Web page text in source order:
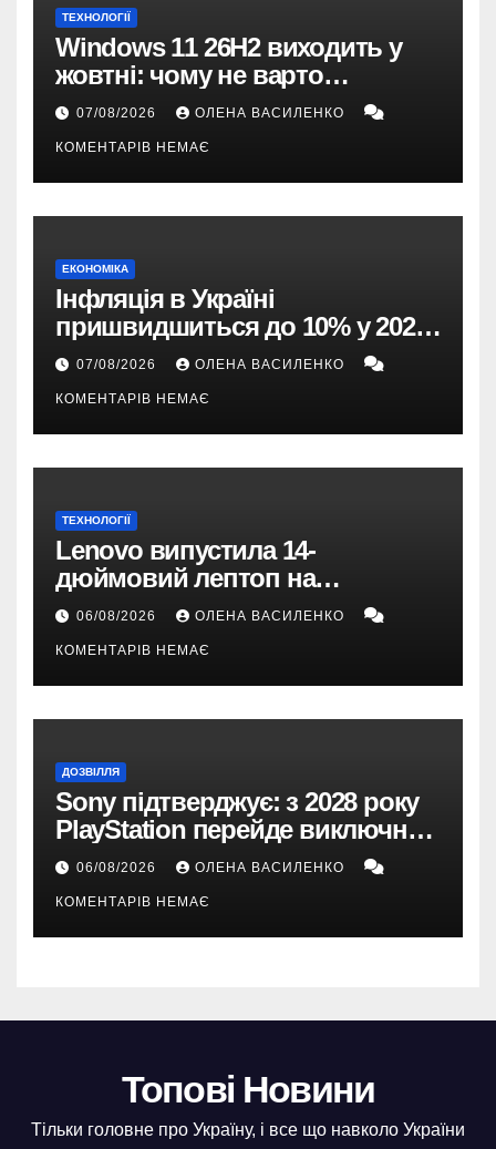
ТЕХНОЛОГІЇ
Windows 11 26H2 виходить у
жовтні: чому не варто
пропускати це оновлення
07/08/2026 ОЛЕНА ВАСИЛЕНКО
КОМЕНТАРІВ НЕМАЄ
ЕКОНОМІКА
Інфляція в Україні
пришвидшиться до 10% у 2026
році — прогноз НБУ
07/08/2026 ОЛЕНА ВАСИЛЕНКО
КОМЕНТАРІВ НЕМАЄ
ТЕХНОЛОГІЇ
Lenovo випустила 14-
дюймовий лептоп на
Snapdragon X2 з автономністю
понад 33 години
06/08/2026 ОЛЕНА ВАСИЛЕНКО
КОМЕНТАРІВ НЕМАЄ
ДОЗВІЛЛЯ
Sony підтверджує: з 2028 року
PlayStation перейде виключно
на цифрові ігри
06/08/2026 ОЛЕНА ВАСИЛЕНКО
КОМЕНТАРІВ НЕМАЄ
Топові Новини
Тільки головне про Україну, і все що навколо України